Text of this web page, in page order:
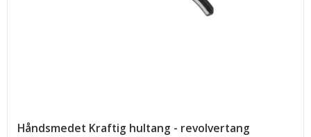
Håndsmedet Kraftig hultang - revolvertang